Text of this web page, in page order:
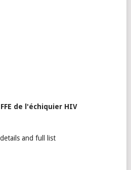
de l'échiquier HIV